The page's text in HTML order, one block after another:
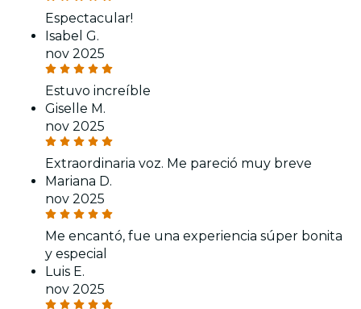
Espectacular!
Isabel G.
nov 2025
Estuvo increíble
Giselle M.
nov 2025
Extraordinaria voz. Me pareció muy breve
Mariana D.
nov 2025
Me encantó, fue una experiencia súper bonita
y especial
Luis E.
nov 2025